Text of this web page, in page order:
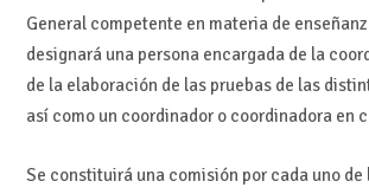
General competente en materia de
designará una persona encargada de la
de la elaboración de las pruebas de las
así como un coordinador o coordinadora en
Se constituirá una comisión por cada uno